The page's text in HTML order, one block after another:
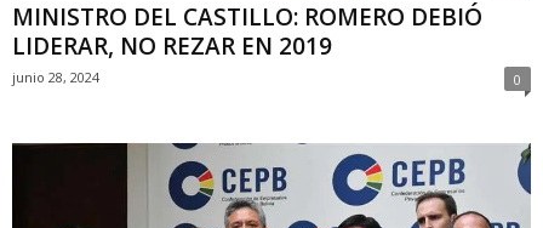
MINISTRO DEL CASTILLO: ROMERO DEBIÓ
LIDERAR, NO REZAR EN 2019
junio 28, 2024 0